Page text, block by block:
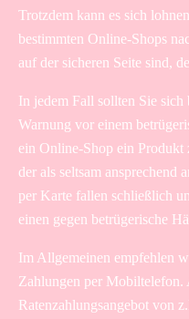
Trotzdem kann es sich
bestimmten Online-Shops
auf der sicheren Seite sind,
In jedem Fall sollten Sie sich
Warnung vor einem
ein Online-Shop ein Produkt
der als seltsam ansprechend
per Karte fallen schließlich
einen gegen betrügerische
Im Allgemeinen empfehlen
Zahlungen per Mobiltelefon.
Ratenzahlungsangebot von